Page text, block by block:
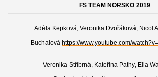
FS TEAM NORSKO 2019
Adéla Kepková, Veronika Dvořáková, Nicol
Buchalová https://www.youtube.com/
Veronika Stříbrná, Kateřina Pathy, Ella